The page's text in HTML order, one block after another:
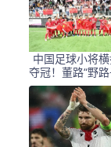
中国足球小将
夺冠！董路“野路
开了谁的遮